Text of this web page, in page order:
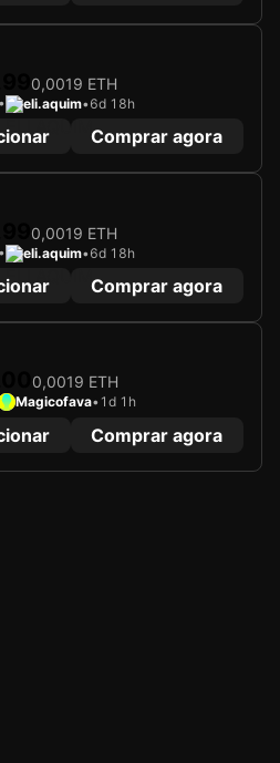
0,0019 ETH
eli.aquim•6d 18h
Comprar agora
0,0019 ETH
eli.aquim•6d 18h
Comprar agora
0,0019 ETH
Magicofava• 1d 1h
Comprar agora